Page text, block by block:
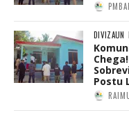
DIVIZAUN
Postu